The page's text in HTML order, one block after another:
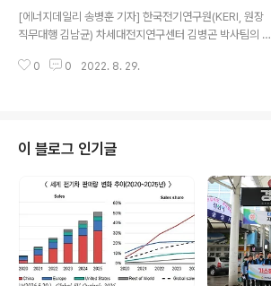
난해 12월 규제샌드박스 승인을 거쳐 안전관리 규정, 안전
장치 및 충전제어 프로그램 개발 등을 완료해 이날부터 일
반 국민이 참여하는 셀프충전 실증을 본격 개시하는 것입
니다. ​ 산업부는 아울러 안전성을 확보하면서 기업 활동도
[에너지데일리 송병훈 기자] 한국전기연구원(KERI, 원장
직무대행 김남균) 차세대전지연구센터 김병곤 박사팀의 리
저명 학술지에 표지논문으로 게재됐다. 29일 KERI에 따르
사용하는 전지다. 리튬금속 음극은 흑연 음극(372mAh/
g)과 비교해 이론상 저장용량이 10배 이상(3860mAh/
g) 높아 전기차나 에너지저장장치(ESS) 등 대용량 전지가
필요한 분야에서 큰 관심을 받고 있다. 그러나 이같은 장점
에도 불구하고, 충·방전 시 리튬금속을 효과적으로 저장하
지 못하면, 리튬이 나뭇가지 ..
0 0 2022. 8. 29.
이 블로그 인기글